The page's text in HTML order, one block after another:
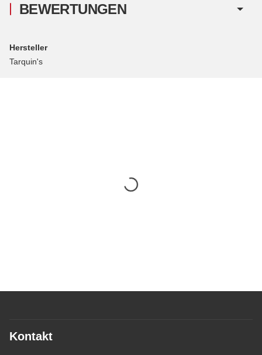
BEWERTUNGEN
Hersteller
Tarquin's
Kontakt